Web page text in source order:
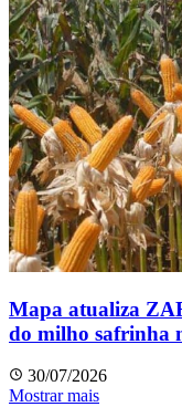
Mapa atualiza
do milho safrinha
30/07/2026
Mostrar mais